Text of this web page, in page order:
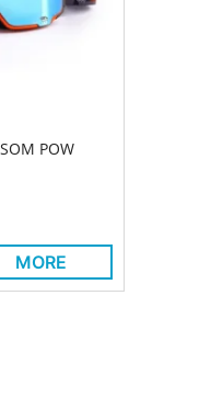
POW
MORE